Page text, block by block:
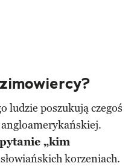
ludzie poszukują czegoś
„kim
korzeniach.